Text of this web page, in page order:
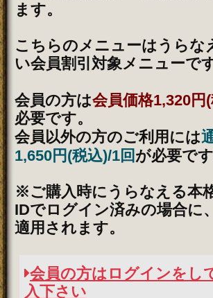
＜ブラウザ＞
※JavaScriptの設定をオンにし
てご利用ください。
NEW新着占い
新着リリース占いコンテンツ
2026年8月6日リリース
名×暦で現実掌握≪国賓/各界VIPも命託す的
中奥儀≫鳥海式天命術